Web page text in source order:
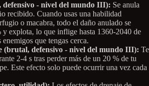
defensivo - nivel del mundo III): Se anula
recibido. Cuando usas una habilidad
o macabra, todo el daño anulado se
explota, lo que inflige hasta 1360-2040 de
que tengas cerca.
(brutal, defensivo - nivel del mundo III): Te
2-4 s tras perder más de un 20 % de tu
Este efecto solo puede ocurrir una vez cada